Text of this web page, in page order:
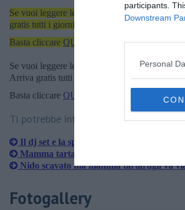
participants.
Downstream
Personal
Se vuoi leggere le notizie principali dell'isola
gratis tutti i giorni alle 7:00 del mattino
Basta cliccare QUI
Se vuoi leggere le notizie principali della
Arriva gratis tutti i giorni alle 20:00
Basta cliccare QUI
Ti potrebbe interessare anche:
Il dj set e la spazzatura in area protetta
Mamma tartaruga smette di scavare il
Nido scavato ma mamma tartaruga va
Fotogallery